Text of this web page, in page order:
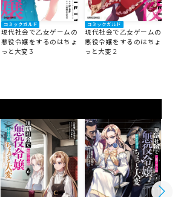
コミックガルド
現代社会で乙女ゲームの
悪役令嬢をするのはちょ
っと大変 3
コミックガルド
現代社会で乙女ゲームの
悪役令嬢をするのはちょ
っと大変 2